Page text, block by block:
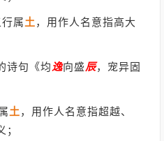
属土 ，用作人名意指高大
句《均逸向盛辰，宠异固
土 ，用作人名意指超越、